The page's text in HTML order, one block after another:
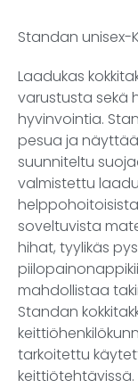
Standan unisex-
Laadukas
varustusta sekä
hyvinvointia.
pesua ja
suunniteltu
valmistettu
soveltuvista
hihat, tyylikäs
mahdollistaa
Standan
tarkoitettu